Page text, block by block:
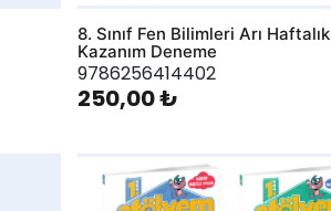
8. Sınıf Fen Bilimleri Arı Haftalık
Kazanım Deneme
9786256414402
250,00 ₺
AddToWishlist